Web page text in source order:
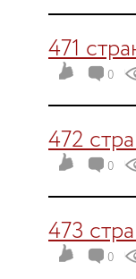
471
0
472
0
473
0